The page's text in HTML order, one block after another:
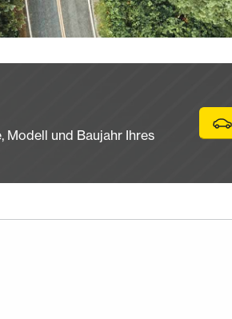
Modell und Baujahr Ihres